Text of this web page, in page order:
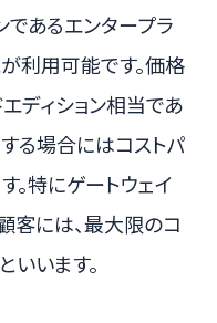
あるエンタープラ
利用可能です。価格
ディション相当であ
る場合にはコストパ
。特にゲートウェイ
客には、最大限のコ
いいます。